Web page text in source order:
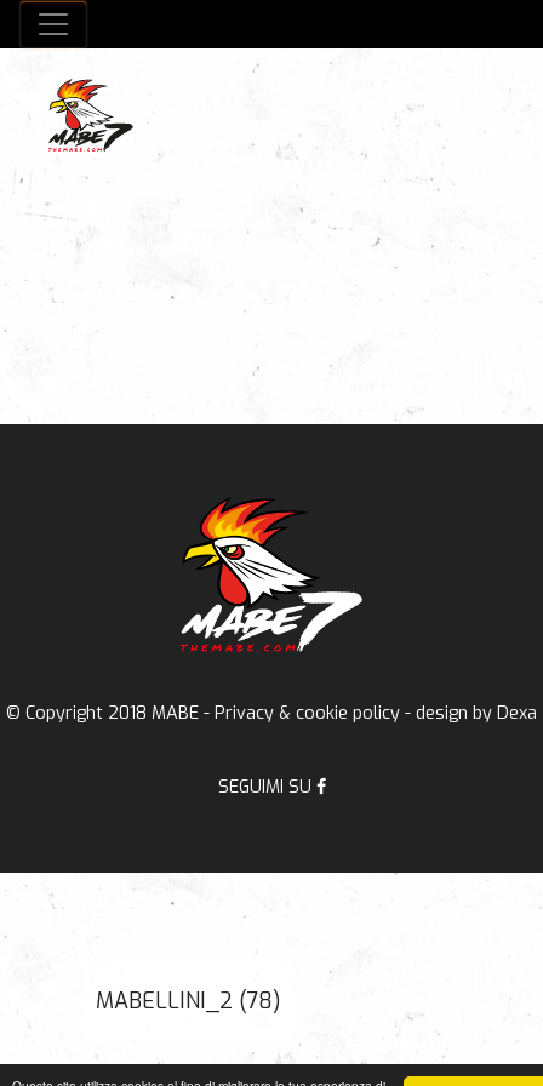
MABELLINI_2 (78)
© Copyright 2018 MABE - Privacy & cookie policy - design by Dexa
SEGUIMI SU